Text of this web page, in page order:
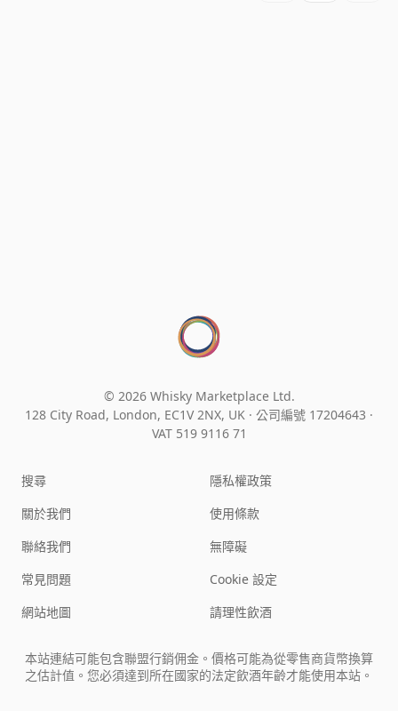
© 2026 Whisky Marketplace Ltd.
128 City Road, London, EC1V 2NX, UK · 公司編號 17204643 ·
VAT 519 9116 71
搜尋
關於我們
聯絡我們
常見問題
網站地圖
隱私權政策
使用條款
無障礙
Cookie 設定
請理性飲酒
本站連結可能包含聯盟行銷佣金。價格可能為從零售商貨幣換算
之估計值。您必須達到所在國家的法定飲酒年齡才能使用本站。